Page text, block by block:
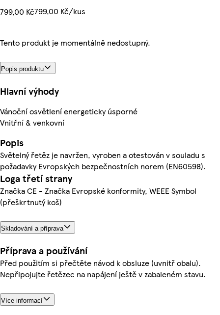
799,00 Kč799,00 Kč/kus
Tento produkt je momentálně nedostupný.
Popis produktu
Hlavní výhody
Vánoční osvětlení energeticky úsporné
Vnitřní & venkovní
Popis
Světelný řetěz je navržen, vyroben a otestován v souladu s
požadavky Evropských bezpečnostních norem (EN60598).
Loga třetí strany
Značka CE - Značka Evropské konformity, WEEE Symbol
(přeškrtnutý koš)
Skladování a příprava
Příprava a používání
Před použitím si přečtěte návod k obsluze (uvnitř obalu).
Nepřipojujte řetězec na napájení ještě v zabaleném stavu.
Více informací